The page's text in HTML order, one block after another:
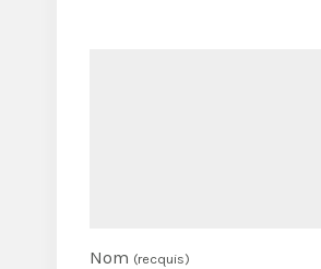
Nom (recquis)